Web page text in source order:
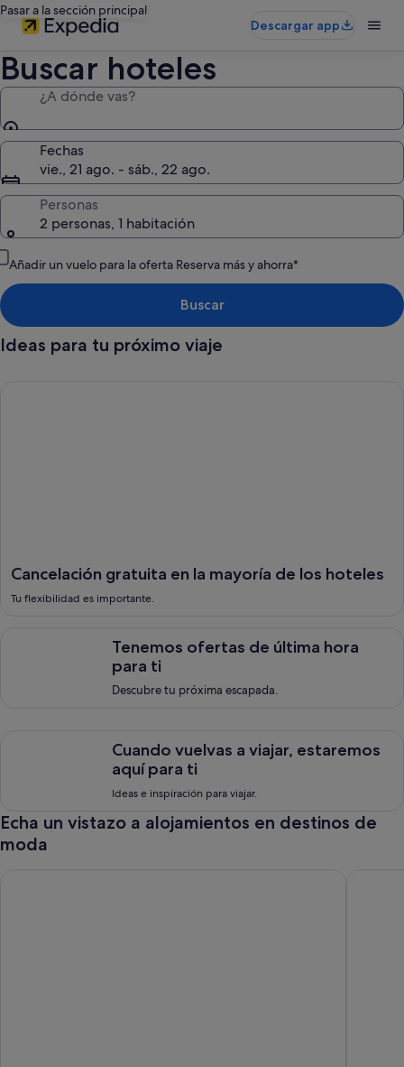
Pasar a la sección principal
Descargar app
Buscar hoteles
¿A dónde vas?
Fechas
vie., 21 ago. - sáb., 22 ago.
Personas
2 personas, 1 habitación
Añadir un vuelo para la oferta Reserva más y ahorra*
Buscar
Ideas para tu próximo viaje
Cancelación gratuita en la mayoría de los hoteles
Tu flexibilidad es importante.
Tenemos ofertas de última hora
para ti
Descubre tu próxima escapada.
Cuando vuelvas a viajar, estaremos
aquí para ti
Ideas e inspiración para viajar.
Echa un vistazo a alojamientos en destinos de
moda